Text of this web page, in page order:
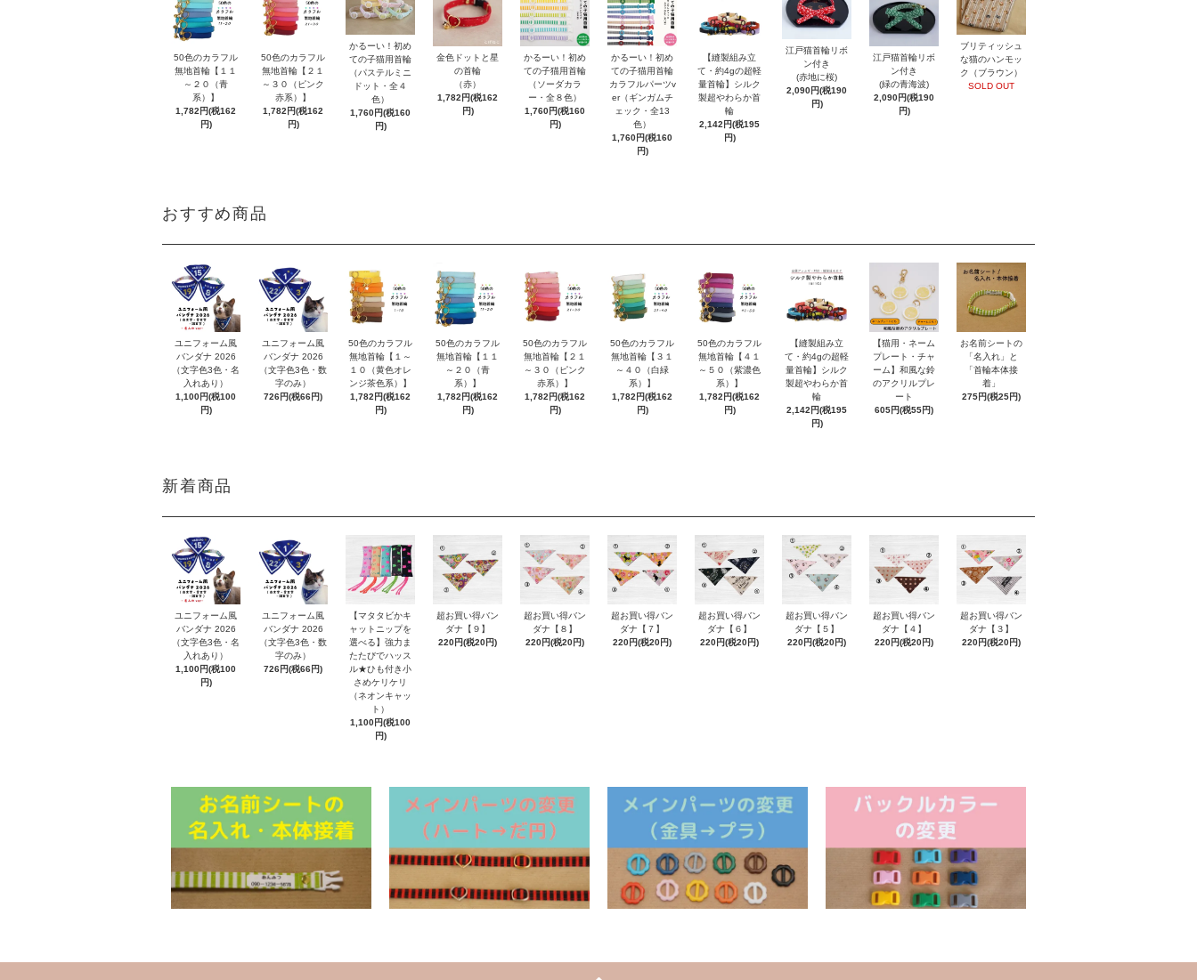
50色のカラフル
無地首輪【１１
～２０（青
系）】
1,782円(税162
円)
50色のカラフル
無地首輪【２１
～３０（ピンク
赤系）】
1,782円(税162
円)
かるーい！初め
ての子猫用首輪
（パステルミニ
ドット・全４
色）
1,760円(税160
円)
金色ドットと星
の首輪
（赤）
1,782円(税162
円)
かるーい！初め
ての子猫用首輪
（ソーダカラ
ー・全８色）
1,760円(税160
円)
かるーい！初め
ての子猫用首輪
カラフルパーツv
er（ギンガムチ
ェック・全13
色）
1,760円(税160
円)
【縫製組み立
て・約4gの超軽
量首輪】シルク
製超やわらか首
輪
2,142円(税195
円)
江戸猫首輪リボ
ン付き
(赤地に桜)
2,090円(税190
円)
江戸猫首輪リボ
ン付き
(緑の青海波)
2,090円(税190
円)
ブリティッシュ
な猫のハンモッ
ク（ブラウン）
SOLD OUT
おすすめ商品
ユニフォーム風
バンダナ 2026
（文字色3色・名
入れあり）
1,100円(税100
円)
ユニフォーム風
バンダナ 2026
（文字色3色・数
字のみ）
726円(税66円)
50色のカラフル
無地首輪【１～
１０（黄色オレ
ンジ茶色系）】
1,782円(税162
円)
50色のカラフル
無地首輪【１１
～２０（青
系）】
1,782円(税162
円)
50色のカラフル
無地首輪【２１
～３０（ピンク
赤系）】
1,782円(税162
円)
50色のカラフル
無地首輪【３１
～４０（白緑
系）】
1,782円(税162
円)
50色のカラフル
無地首輪【４１
～５０（紫濃色
系）】
1,782円(税162
円)
【縫製組み立
て・約4gの超軽
量首輪】シルク
製超やわらか首
輪
2,142円(税195
円)
【猫用・ネーム
プレート・チャ
ーム】和風な鈴
のアクリルプレ
ート
605円(税55円)
お名前シートの
「名入れ」と
「首輪本体接
着」
275円(税25円)
新着商品
ユニフォーム風
バンダナ 2026
（文字色3色・名
入れあり）
1,100円(税100
円)
ユニフォーム風
バンダナ 2026
（文字色3色・数
字のみ）
726円(税66円)
【マタタビかキ
ャットニップを
選べる】強力ま
たたびでハッス
ル★ひも付き小
さめケリケリ
（ネオンキャッ
ト）
1,100円(税100
円)
超お買い得バン
ダナ【９】
220円(税20円)
超お買い得バン
ダナ【８】
220円(税20円)
超お買い得バン
ダナ【７】
220円(税20円)
超お買い得バン
ダナ【６】
220円(税20円)
超お買い得バン
ダナ【５】
220円(税20円)
超お買い得バン
ダナ【４】
220円(税20円)
超お買い得バン
ダナ【３】
220円(税20円)